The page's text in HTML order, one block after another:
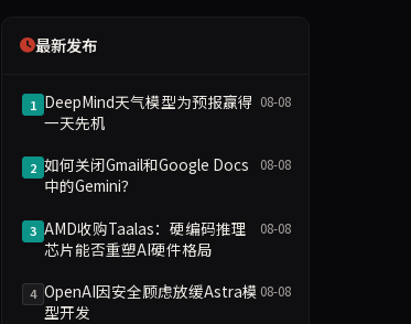
最新发布
1 DeepMind天气模型为预报赢得
一天先机
08-08
2 如何关闭Gmail和Google Docs
中的Gemini？
08-08
3 AMD收购Taalas：硬编码推理
芯片能否重塑AI硬件格局
08-08
4 OpenAI因安全顾虑放缓Astra模
型开发
08-08